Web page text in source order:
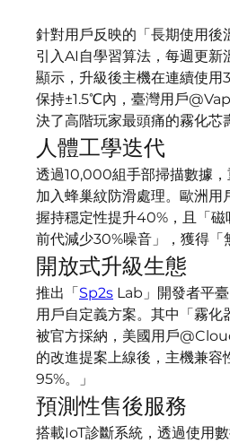
針對用戶反映的「長期使用後
引入AI自學習算法，每週更新
顯示，升級後主機在連續使用
保持±1.5℃內，臺灣用戶
決了高階玩家最頭痛的霧化芯
人體工學迭代
透過10,000組手部掃描數據
加入蜂巢紋防滑處理。歐洲用
握持穩定性提升40%，且「磁
前代減少30%噪音」，獲得「
開放式升級生態
推出「Sp2s Lab」開發者平
用戶自定義方案。其中「霧化
被官方採納，美國用戶
的改進提案上線後，主機兼容
95%。」
預測性售後服務
搭載IoT診斷系統，透過使用